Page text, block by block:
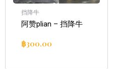
挡降牛
阿赞plian – 挡降牛
฿300.00